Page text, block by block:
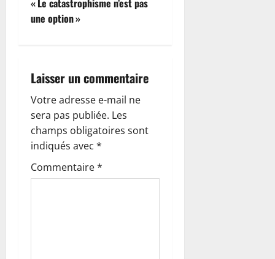
g
t
i
o
n
d
« Le catastrophisme n’est pas
une option »
Laisser un commentaire
Votre adresse e-mail ne
sera pas publiée. Les
champs obligatoires sont
indiqués avec *
Commentaire*